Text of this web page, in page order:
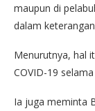
maupun di
dalam
Menurutnya, hal
COVID-19
Ia juga meminta